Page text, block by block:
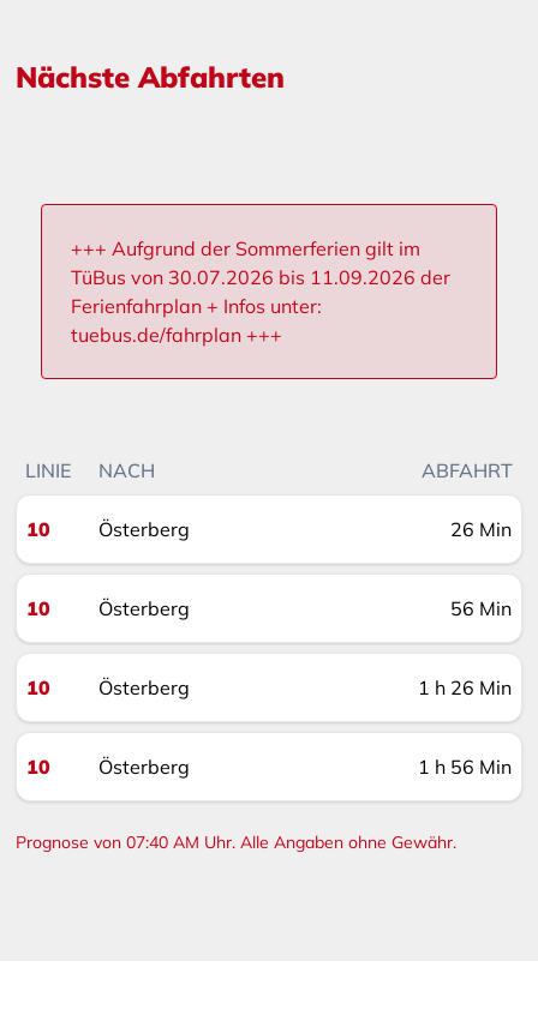
Nächste Abfahrten
+++ Aufgrund der Sommerferien gilt im
TüBus von 30.07.2026 bis 11.09.2026 der
Ferienfahrplan + Infos unter:
tuebus.de/fahrplan +++
LINIE NACH ABFAHRT
10 Österberg 26 Min
10 Österberg 56 Min
10 Österberg 1 h 26 Min
10 Österberg 1 h 56 Min
Prognose von 07:40 AM Uhr. Alle Angaben ohne Gewähr.